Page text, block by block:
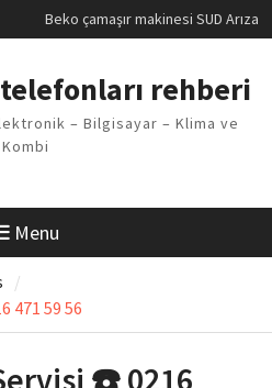
Demirdöküm buzdolabı E1 Arıza
Arızası Çözümü
E02 Arıza Kodu Regal kombi
Sorunu
rehberi
– Bilgisayar – Klima ve
Kombi
Menu
471 59 56
☎️ 0216